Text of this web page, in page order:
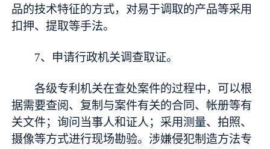
品的技术特征的方式，对易于调取的产品等采用
扣押、提取等手法。
7、申请行政机关调查取证。
各级专利机关在查处案件的过程中，可以根
据需要查阅、复制与案件有关的合同、帐册等有
关文件；询问当事人和证人；采用测量、拍照、
摄像等方式进行现场勘验。涉嫌侵犯制造方法专